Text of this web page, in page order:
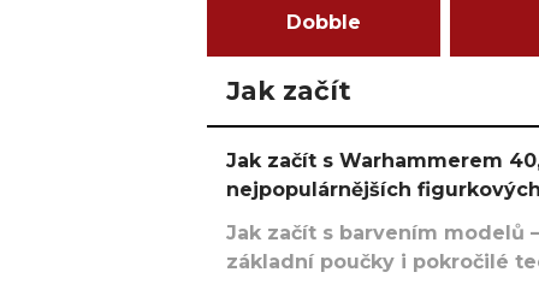
Dobble
Jak začít
Jak začít s Warhammerem
nejpopulárnějších
Jak začít s barvením modelů
základní poučky i pokročilé